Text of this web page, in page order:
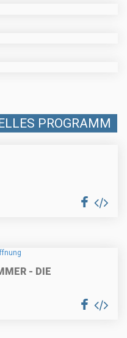
PROGRAMM
- DIE